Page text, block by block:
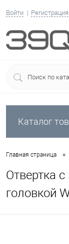
Войти Регистрация
Каталог
Главная страница •
Отвертка
головкой